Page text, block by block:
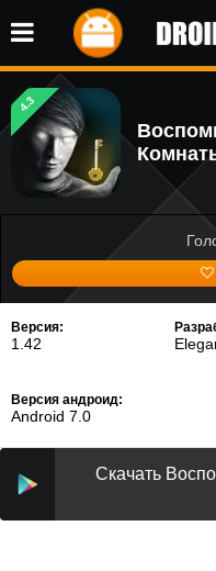
4.3
Версия:
1.42
Версия андроид:
Android 7.0
Скачать